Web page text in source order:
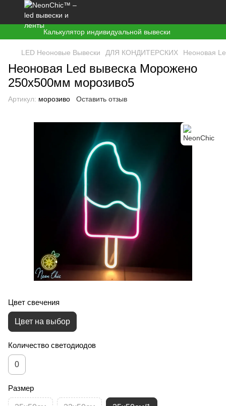
Калькулятор индивидуальной вывески
LED Неоновые Вывески ДЛЯ КОНДИТЕРСКИХ Неоновая
Неоновая Led вывеска Морожено
250х500мм морозиво5
Артикул: морозиво Оставить отзыв
Цвет свечения
Цвет на выбор
Количество светодиодов
0
Размер